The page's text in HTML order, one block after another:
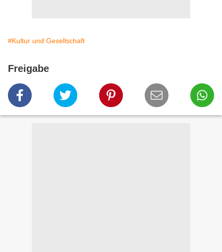
#Kultur und Gesellschaft
Freigabe